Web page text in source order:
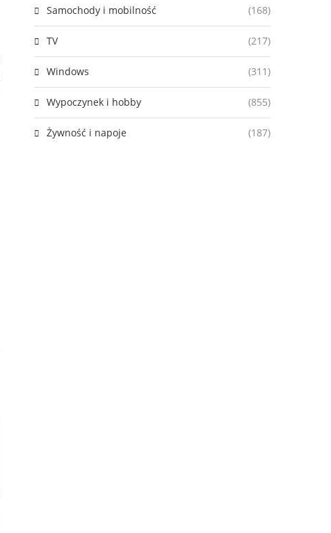
Samochody i mobilność (168)
TV (217)
Windows (311)
Wypoczynek i hobby (855)
Żywność i napoje (187)